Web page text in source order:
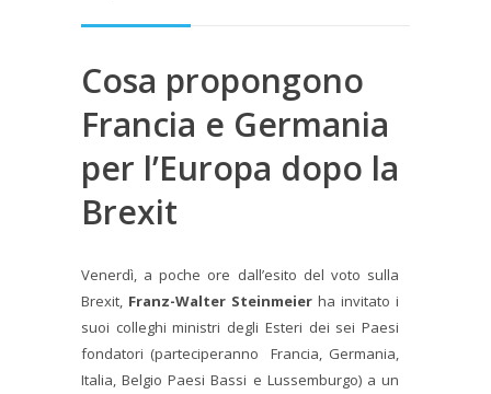
Cosa propongono
Francia e Germania
per l’Europa dopo la
Brexit
Venerdì, a poche ore dall’esito del voto sulla
Brexit, Franz-Walter Steinmeier ha invitato i
suoi colleghi ministri degli Esteri dei sei Paesi
fondatori (parteciperanno Francia, Germania,
Italia, Belgio Paesi Bassi e Lussemburgo) a un